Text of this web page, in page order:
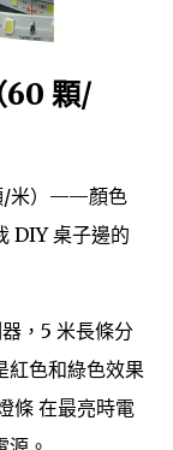
60 顆/
/米）——顏色
DIY 桌子邊的
，5 米長條分
紅色和綠色效果
條 在最亮時電